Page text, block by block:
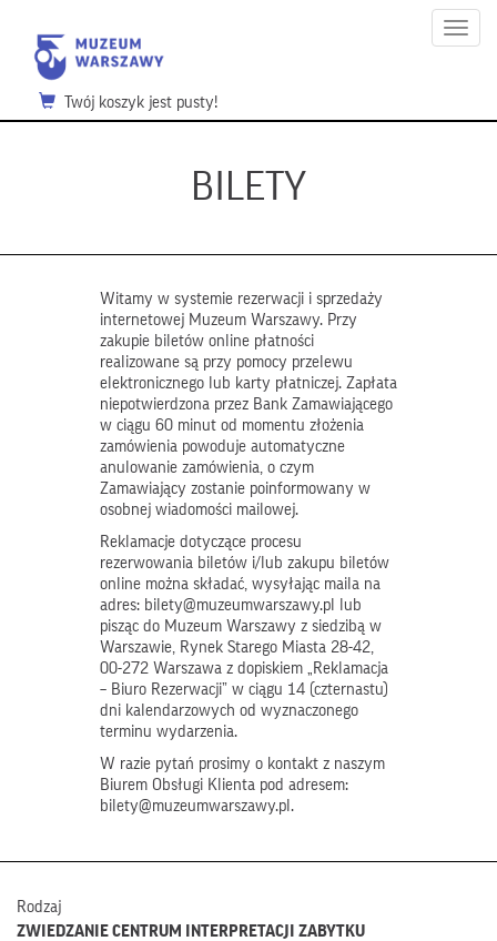
Menu
Twój koszyk jest pusty!
BILETY
Witamy w systemie rezerwacji i sprzedaży
internetowej Muzeum Warszawy. Przy
zakupie biletów online płatności
realizowane są przy pomocy przelewu
elektronicznego lub karty płatniczej. Zapłata
niepotwierdzona przez Bank Zamawiającego
w ciągu 60 minut od momentu złożenia
zamówienia powoduje automatyczne
anulowanie zamówienia, o czym
Zamawiający zostanie poinformowany w
osobnej wiadomości mailowej.
Reklamacje dotyczące procesu
rezerwowania biletów i/lub zakupu biletów
online można składać, wysyłając maila na
adres: bilety@muzeumwarszawy.pl lub
pisząc do Muzeum Warszawy z siedzibą w
Warszawie, Rynek Starego Miasta 28-42,
00-272 Warszawa z dopiskiem „Reklamacja
– Biuro Rezerwacji” w ciągu 14 (czternastu)
dni kalendarzowych od wyznaczonego
terminu wydarzenia.
W razie pytań prosimy o kontakt z naszym
Biurem Obsługi Klienta pod adresem:
bilety@muzeumwarszawy.pl.
Rodzaj
ZWIEDZANIE CENTRUM INTERPRETACJI ZABYTKU